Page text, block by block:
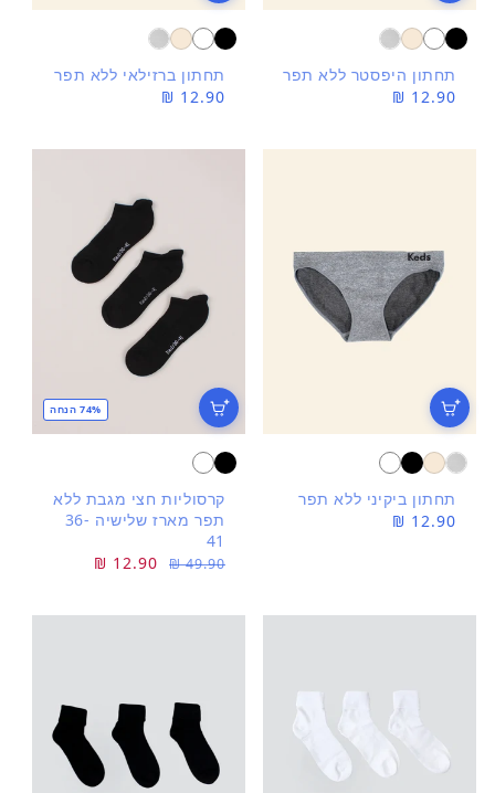
תחתון היפסטר ללא תפר
מחיר
12.90 ₪
תחתון ברזילאי ללא תפר
מחיר
12.90 ₪
תחתון ביקיני ללא תפר
מחיר
12.90 ₪
74% הנחה
קרסוליות חצי מגבת ללא
תפר מארז שלישיה 36-
41
מחיר
49.90 ₪
מחיר
12.90 ₪